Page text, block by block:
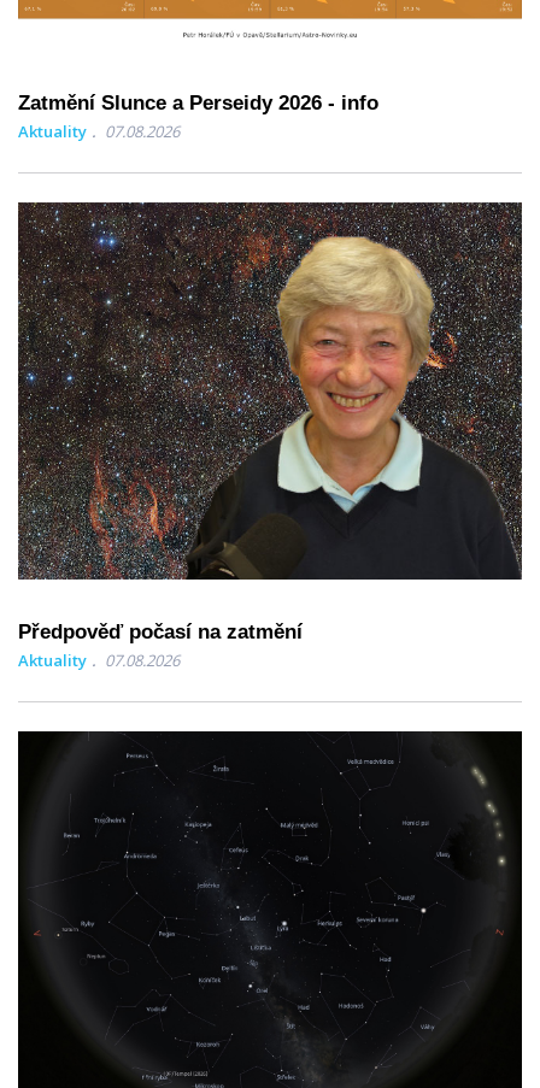
Zatmění Slunce a Perseidy 2026 - info
Aktuality 07.08.2026
Předpověď počasí na zatmění
Aktuality 07.08.2026